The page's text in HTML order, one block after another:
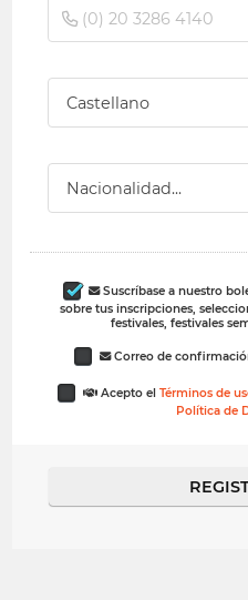
 Suscríbase a nuestro
sobre tus inscripciones,
festivales, festivales
 Correo de
 Acepto el Términos de
Política de